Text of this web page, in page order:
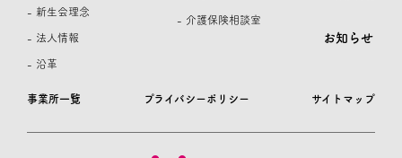
事業所一覧 プライバシーポリシー サイトマップ
- 新生会理念
- 法人情報
- 沿革
- 介護保険相談室
お知らせ